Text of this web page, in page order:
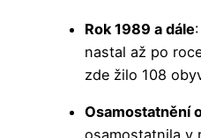
Rok 1989 a dále
nastal až po
zde žilo 108
Osamostatnění